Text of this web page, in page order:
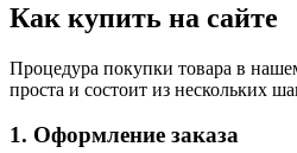
Как купить на сайте
Процедура покупки товара в
проста и состоит из нескольких
1. Оформление заказа